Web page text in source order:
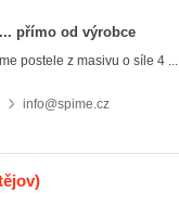
přímo od výrobce
postele z masivu o síle 4 ...
info@spime.cz